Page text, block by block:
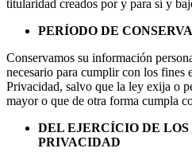
titularidad creados por y para sí y
PERÍODO DE
Conservamos su información
necesario para cumplir con los fines
Privacidad, salvo que la ley exija o
mayor o que de otra forma cumpla
DEL EJERCÍCIO DE LOS
PRIVACIDAD